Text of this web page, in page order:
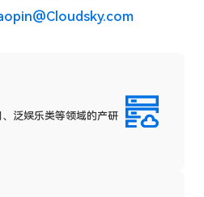
泛娱乐类等领域的产研